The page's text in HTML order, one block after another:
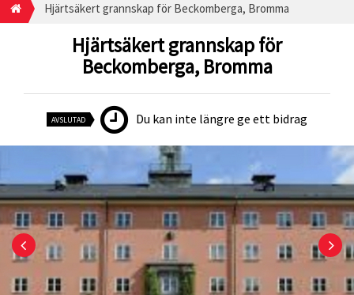
Hjärtsäkert grannskap för Beckomberga, Bromma
Hjärtsäkert grannskap för
Beckomberga, Bromma
AVSLUTAD Du kan inte längre ge ett bidrag